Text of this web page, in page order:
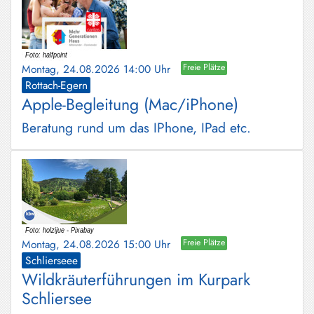
Montag, 24.08.2026 14:00 Uhr Freie Plätze
Rottach-Egern
Apple-Begleitung (Mac/iPhone)
Beratung rund um das IPhone, IPad etc.
Montag, 24.08.2026 15:00 Uhr Freie Plätze
Schlierseee
Wildkräuterführungen im Kurpark
Schliersee